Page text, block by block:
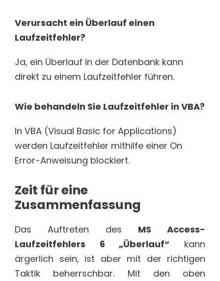
Verursacht ein Überlauf einen
Laufzeitfehler?
Ja, ein Überlauf in der Datenbank kann
direkt zu einem Laufzeitfehler führen.
Wie behandeln Sie Laufzeitfehler in VBA?
In VBA (Visual Basic for Applications)
werden Laufzeitfehler mithilfe einer On
Error-Anweisung blockiert.
Zeit für eine
Zusammenfassung
Das Auftreten des MS Access-
Laufzeitfehlers 6 „Überlauf“ kann
ärgerlich sein, ist aber mit der richtigen
Taktik beherrschbar. Mit den oben